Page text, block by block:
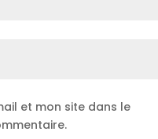
et mon site dans le